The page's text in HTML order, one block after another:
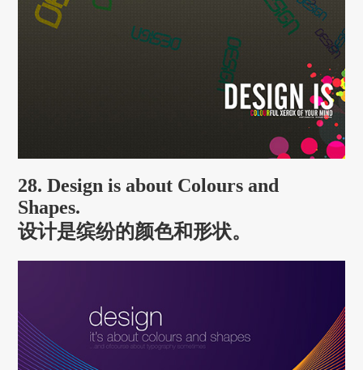
28. Design is about Colours and
Shapes.
设计是缤纷的颜色和形状。